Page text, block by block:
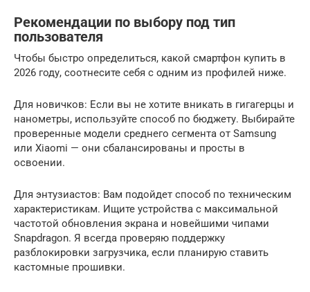
Рекомендации по выбору под тип
пользователя
Чтобы быстро определиться, какой смартфон купить в
2026 году, соотнесите себя с одним из профилей ниже.
Для новичков: Если вы не хотите вникать в гигагерцы и
нанометры, используйте способ по бюджету. Выбирайте
проверенные модели среднего сегмента от Samsung
или Xiaomi — они сбалансированы и просты в
освоении.
Для энтузиастов: Вам подойдет способ по техническим
характеристикам. Ищите устройства с максимальной
частотой обновления экрана и новейшими чипами
Snapdragon. Я всегда проверяю поддержку
разблокировки загрузчика, если планирую ставить
кастомные прошивки.